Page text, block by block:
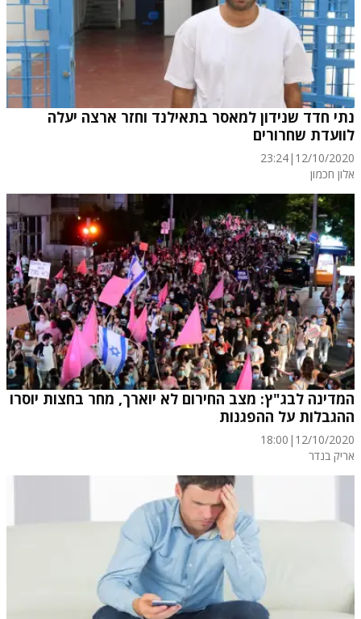
נתי חדד שנידון למאסר בתאילנד וחזר ארצה יעלה
לוועדת שחרורים
12/10/2020
|
23:24
אלון חכמון
המדינה לבג"ץ: מצב החירום לא יוארך, מחר בחצות יוסרו
ההגבלות על ההפגנות
12/10/2020
|
18:00
אריק בנדר